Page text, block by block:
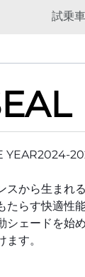
試乗車
YEAR2024-
スから生まれ
たらす快適性
シェードを始
す。